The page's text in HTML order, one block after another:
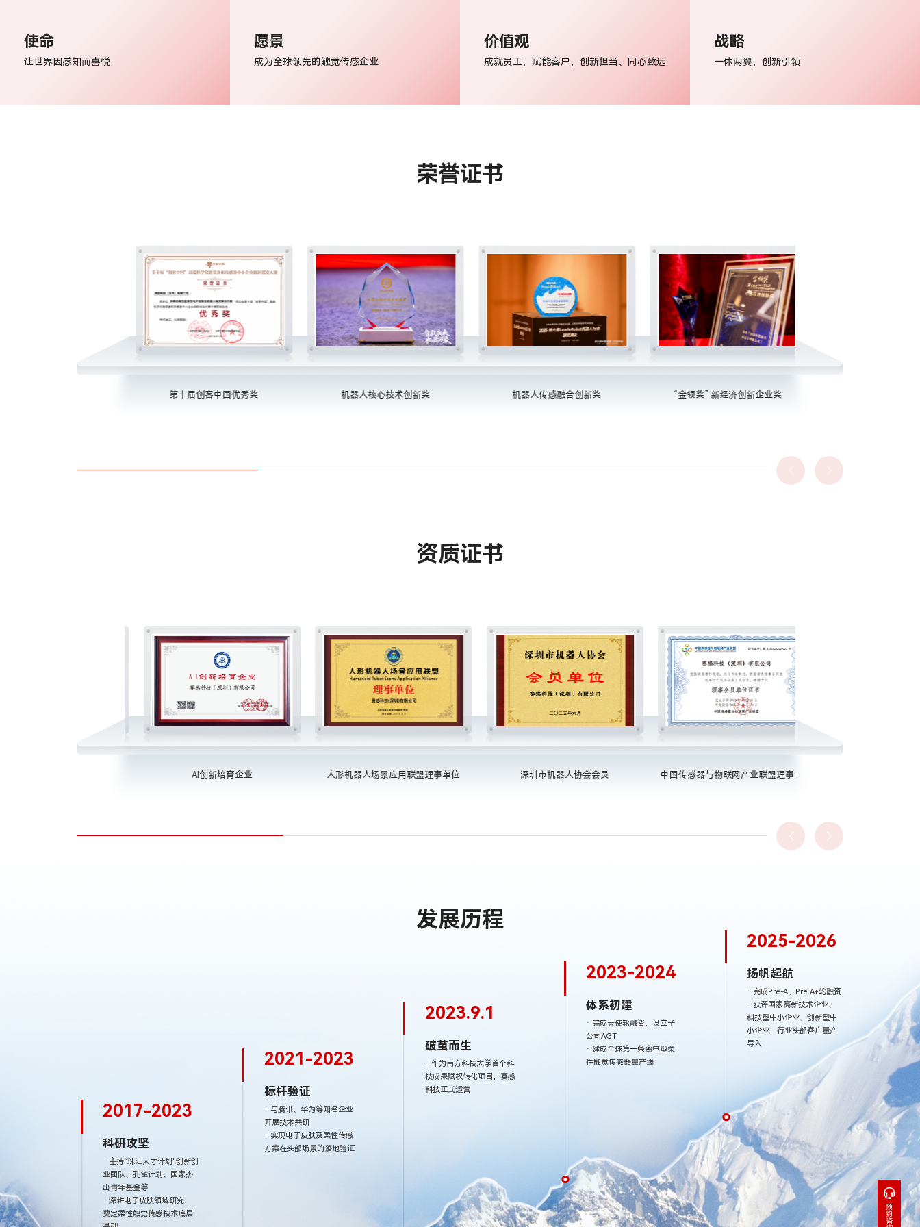
预
约
咨
使命
让世界因感知而喜悦
愿景
成为全球领先的触觉传感企业
价值观
成就员工，赋能客户，创新担当、同心致远
战略
一体两翼，创新引领
荣誉证书
第十届创客中国优秀奖 机器人核心技术创新奖 机器人传感融合创新奖 “金领奖” 新经济创新企业奖
资质证书
AI创新培育企业 人形机器人场景应用联盟理事单位 深圳市机器人协会会员 中国传感器与物联网产业联盟理事会员
发展历程
2017-2023
科研攻坚
· 主持“珠江人才计划"创新创
业团队、孔雀计划、国家杰
出青年基金等
· 深耕电子皮肤领域研究，
奠定柔性触觉传感技术底层
2021-2023
标杆验证
· 与腾讯、华为等知名企业
开展技术共研
· 实现电子皮肤及柔性传感
方案在头部场景的落地验证
2023.9.1
破茧而生
· 作为南方科技大学首个科
技成果赋权转化项目，赛感
科技正式运营
2023-2024
体系初建
· 完成天使轮融资，设立子
公司AGT
· 建成全球第一条离电型柔
性触觉传感器量产线
2025-2026
扬帆起航
· 完成Pre-A、Pre A+轮融资
· 获评国家高新技术企业、
科技型中小企业、创新型中
小企业，行业头部客户量产
导入